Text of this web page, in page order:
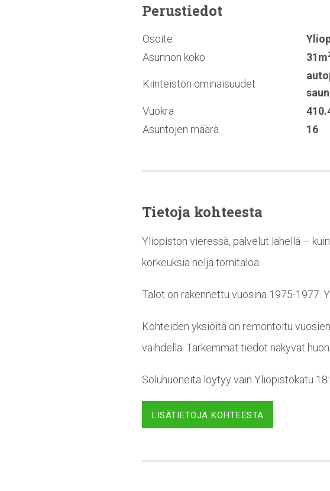
Perustiedot
Osoite
Asunnon koko
31m
Kiinteistön ominaisuudet
Vuokra
Asuntojen määrä
16
Tietoja kohteesta
Yliopiston vieressä, palvelut lähellä –
korkeuksia neljä tornitaloa.
Talot on rakennettu vuosina 1975-1977.
Kohteiden yksiöitä on remontoitu
vaihdella. Tarkemmat tiedot näkyvät
Soluhuoneita löytyy vain Yliopistokatu
LISÄTIETOJA KOHTEESTA